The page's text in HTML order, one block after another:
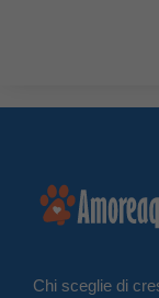
Chi sceglie di